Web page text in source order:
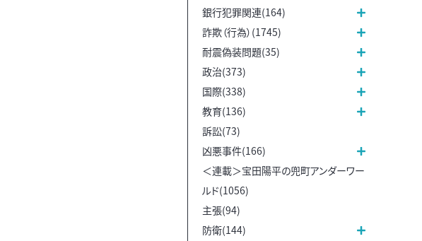
銀行犯罪関連(164)
詐欺（行為）(1745)
耐震偽装問題(35)
政治(373)
国際(338)
教育(136)
訴訟(73)
凶悪事件(166)
＜連載＞宝田陽平の兜町アンダーワー
ルド(1056)
主張(94)
防衛(144)